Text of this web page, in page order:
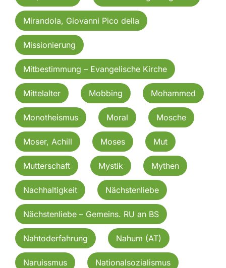
Mirandola, Giovanni Pico della
Missionierung
Mitbestimmung – Evangelische Kirche
Mittelalter Mobbing Mohammed
Monotheismus Moral Mosche
Moser, Achill Moses Mut
Mutterschaft Mystik Mythen
Nachhaltigkeit Nächstenliebe
Nächstenliebe – Gemeins. RU an BS
Nahtoderfahrung Nahum (AT)
Naruissmus Nationalsozialismus